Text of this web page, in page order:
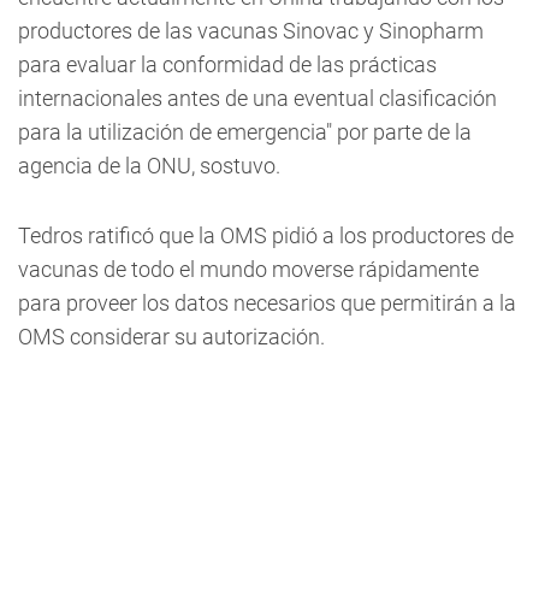
productores de las vacunas Sinovac y Sinopharm
para evaluar la conformidad de las prácticas
internacionales antes de una eventual clasificación
para la utilización de emergencia" por parte de la
agencia de la ONU, sostuvo.
Tedros ratificó que la OMS pidió a los productores de
vacunas de todo el mundo moverse rápidamente
para proveer los datos necesarios que permitirán a la
OMS considerar su autorización.